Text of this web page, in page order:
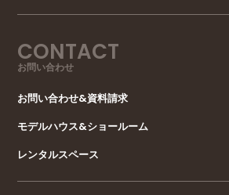
前項の定めにかかわらず，次に掲げ
（1）当社が利用目的の達成に必要な
（2）合併その他の事由による事業の
人情報が提供される場合
（3）個人情報を特定の者との間で共
人情報の項目，共同して利用する者
CONTACT
お問い合わせ
お問い合わせ&資料請求
モデルハウス&ショールーム
レンタルスペース